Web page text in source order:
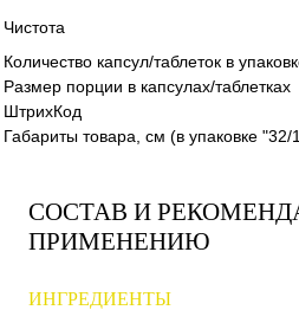
Чистота
Количество капсул/таблеток в
Размер порции в капсулах/таблетках
ШтрихКод
Габариты товара, см (в упаковке "32/
СОСТАВ И
ПРИМЕНЕНИЮ
ИНГРЕДИЕНТЫ